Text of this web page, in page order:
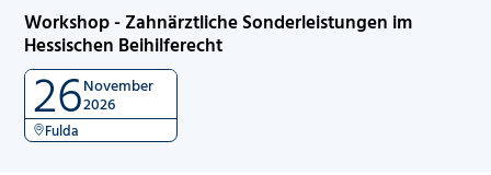
Workshop - Zahnärztliche Sonderleistungen im
Hessischen Beihilferecht
26November
2026
Fulda